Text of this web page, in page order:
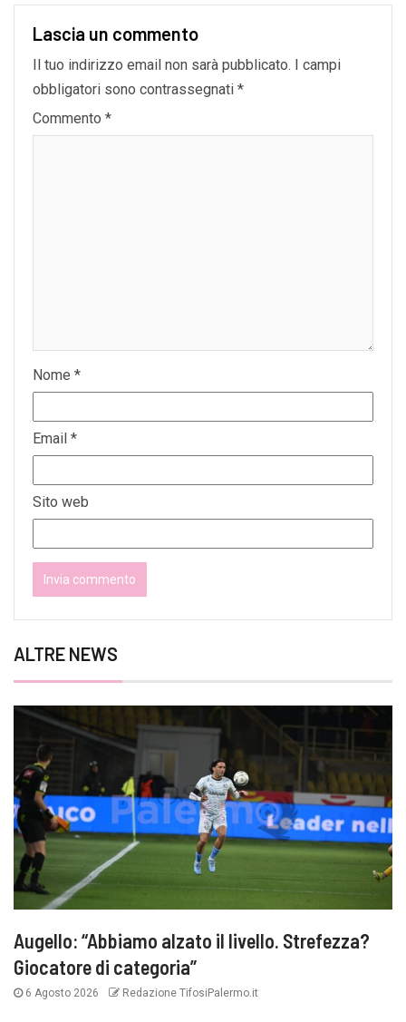
Lascia un commento
Il tuo indirizzo email non sarà pubblicato. I campi
obbligatori sono contrassegnati *
Commento *
Nome *
Email *
Sito web
ALTRE NEWS
Augello: “Abbiamo alzato il livello. Strefezza?
Giocatore di categoria”
6 Agosto 2026 Redazione TifosiPalermo.it